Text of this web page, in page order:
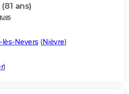
(81 ans)
lès-Nevers (Nièvre)
)